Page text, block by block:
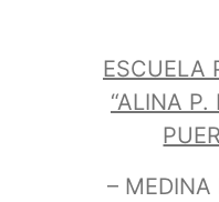
ESCUELA
“ALINA P.
– MEDINA